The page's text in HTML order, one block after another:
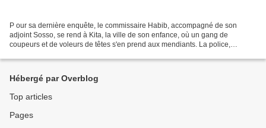
P our sa dernière enquête, le commissaire Habib, accompagné de son
adjoint Sosso, se rend à Kita, la ville de son enfance, où un gang de
coupeurs et de voleurs de têtes s'en prend aux mendiants. La police,
Hébergé par Overblog
Top articles
Pages